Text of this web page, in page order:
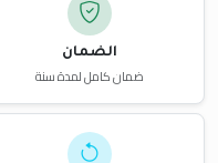
الضمان
ضمان كامل لمدة سنة